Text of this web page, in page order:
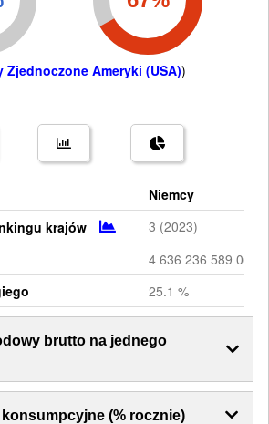
Zjednoczone Ameryki (USA))
Niemcy
krajów
3 (2023)
4 636 236 589 068
25.1 %
brutto na jednego
(% rocznie)